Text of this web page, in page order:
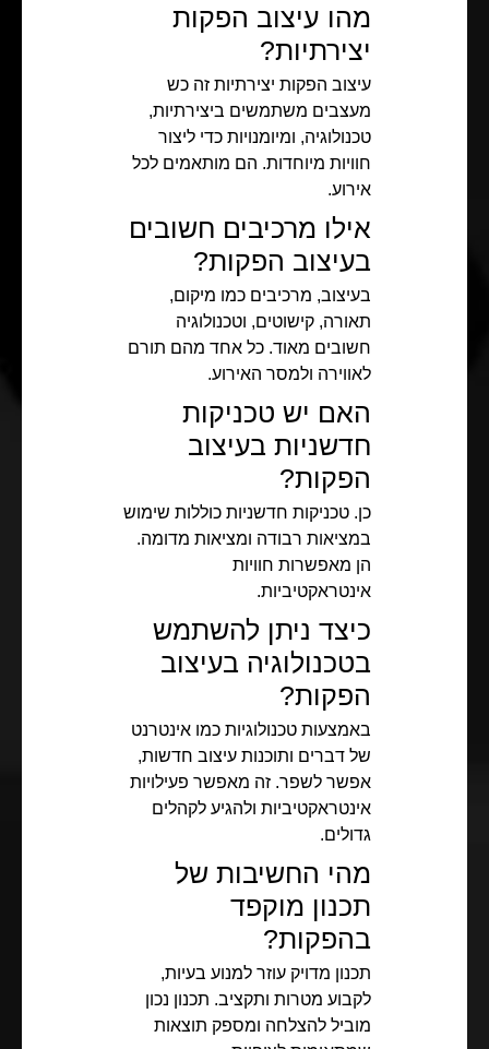
מהו עיצוב הפקות
יצירתיות?
עיצוב הפקות יצירתיות זה כש
מעצבים משתמשים ביצירתיות,
טכנולוגיה, ומיומנויות כדי ליצור
חוויות מיוחדות. הם מותאמים לכל
אירוע.
אילו מרכיבים חשובים
בעיצוב הפקות?
בעיצוב, מרכיבים כמו מיקום,
תאורה, קישוטים, וטכנולוגיה
חשובים מאוד. כל אחד מהם תורם
לאווירה ולמסר האירוע.
האם יש טכניקות
חדשניות בעיצוב
הפקות?
כן. טכניקות חדשניות כוללות שימוש
במציאות רבודה ומציאות מדומה.
הן מאפשרות חוויות
אינטראקטיביות.
כיצד ניתן להשתמש
בטכנולוגיה בעיצוב
הפקות?
באמצעות טכנולוגיות כמו אינטרנט
של דברים ותוכנות עיצוב חדשות,
אפשר לשפר. זה מאפשר פעילויות
אינטראקטיביות ולהגיע לקהלים
גדולים.
מהי החשיבות של
תכנון מוקפד
בהפקות?
תכנון מדויק עוזר למנוע בעיות,
לקבוע מטרות ותקציב. תכנון נכון
מוביל להצלחה ומספק תוצאות